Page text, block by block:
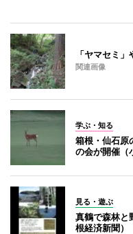
「ヤマセミ
関連画像
学ぶ・知る
箱根・仙石原
の会が開催（
見る・遊ぶ
真鶴で森林と
根経済新聞）